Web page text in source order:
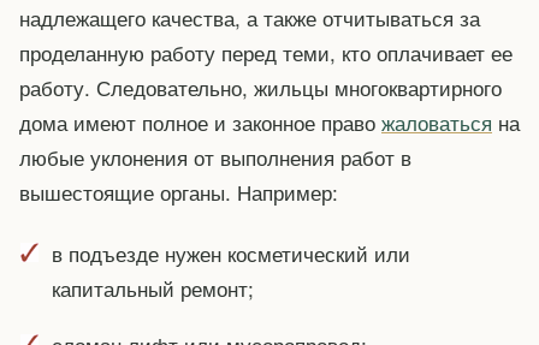
надлежащего качества, а также отчитываться за
проделанную работу перед теми, кто оплачивает ее
работу. Следовательно, жильцы многоквартирного
дома имеют полное и законное право жаловаться на
любые уклонения от выполнения работ в
вышестоящие органы. Например:
в подъезде нужен косметический или
капитальный ремонт;